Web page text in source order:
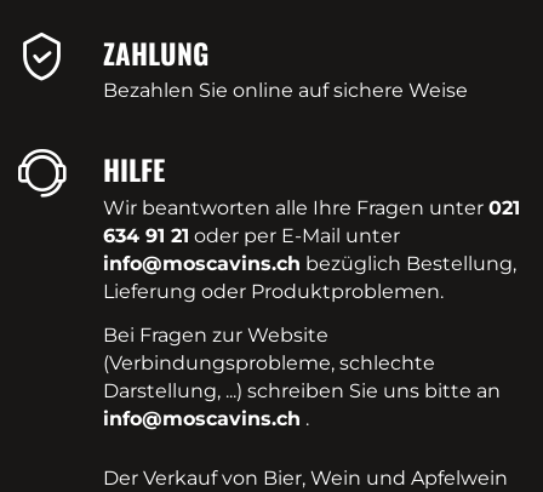
ZAHLUNG
Bezahlen Sie online auf sichere Weise
HILFE
Wir beantworten alle Ihre Fragen unter021
634 91 21 oder per E-Mail unter
info@moscavins.ch bezüglich Bestellung,
Lieferung oder Produktproblemen.
Bei Fragen zur Website
(Verbindungsprobleme, schlechte
Darstellung, ...) schreiben Sie uns bitte an
info@moscavins.ch .
Der Verkauf von Bier, Wein und Apfelwein